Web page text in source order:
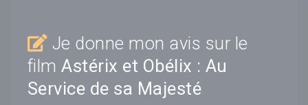
Je donne mon avis sur le
filmAstérix et Obélix : Au
Service de sa Majesté